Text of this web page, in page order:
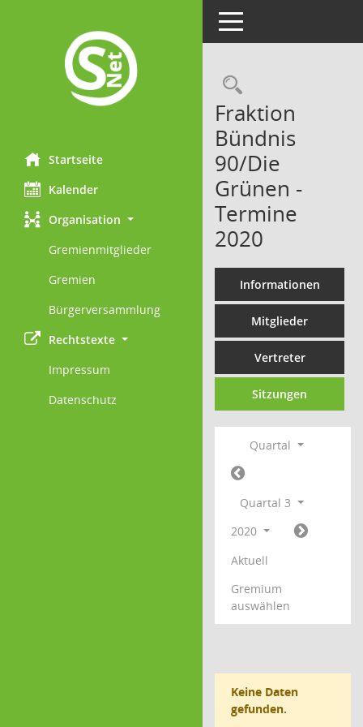
Startseite
Kalender
Organisation
Gremienmitglieder
Gremien
Bürgerversammlung
Rechtstexte
Impressum
Datenschutz
Toggle navigation
Fraktion
Bündnis
90/Die
Grünen -
Termine
2020
Informationen
Mitglieder
Vertreter
Sitzungen
Quartal
Quartal 3
2020
Aktuell
Gremium
auswählen
Keine Daten
gefunden.